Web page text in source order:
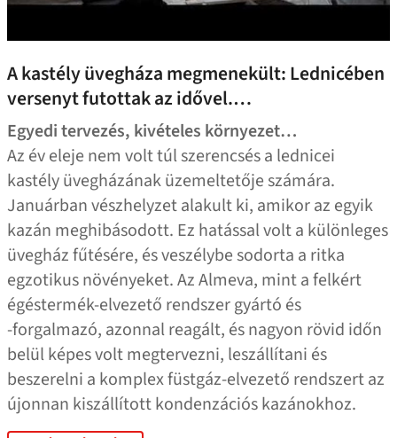
A kastély üvegháza megmenekült: Lednicében
versenyt futottak az idővel.…
Egyedi tervezés, kivételes környezet…
Az év eleje nem volt túl szerencsés a lednicei
kastély üvegházának üzemeltetője számára.
Januárban vészhelyzet alakult ki, amikor az egyik
kazán meghibásodott. Ez hatással volt a különleges
üvegház fűtésére, és veszélybe sodorta a ritka
egzotikus növényeket. Az Almeva, mint a felkért
égéstermék-elvezető rendszer gyártó és
‑forgalmazó, azonnal reagált, és nagyon rövid időn
belül képes volt megtervezni, leszállítani és
beszerelni a komplex füstgáz-elvezető rendszert az
újonnan kiszállított kondenzációs kazánokhoz.